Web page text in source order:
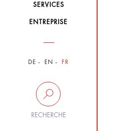
SERVICES
ENTREPRISE
DE EN FR
RECHERCHE